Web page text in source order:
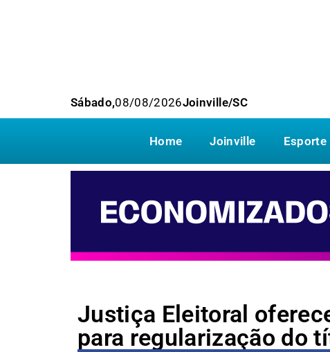
Sábado,08/08/2026Joinville/SC
Home Joinville Esporte
Justiça Eleitoral
para regularização do